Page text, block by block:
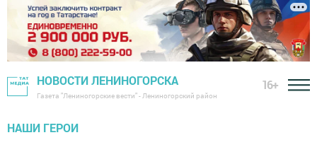
НОВОСТИ ЛЕНИНОГОРСКА
Газета "Лениногорские вести" - Лениногорский район
16+
НАШИ ГЕРОИ